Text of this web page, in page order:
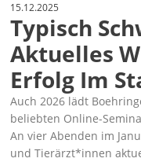
15.12.2025
Typisch
Aktuelles
Erfolg Im
Auch 2026 lädt
beliebten Online-
An vier Abenden im
und Tierärzt*innen